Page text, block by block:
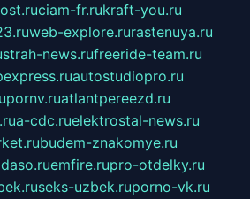
ciam-fr.rukraft-you.ru
web-explore.rurastenuya.ru
strah-news.rufreeride-team.ru
autostudiopro.ru
pornv.ruatlantpereezd.ru
a-cdc.ruelektrostal-news.ru
budem-znakomye.ru
emfire.rupro-otdelky.ru
seks-uzbek.ruporno-vk.ru